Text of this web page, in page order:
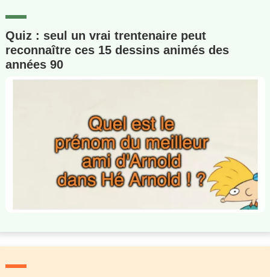
Quiz : seul un vrai trentenaire peut
reconnaître ces 15 dessins animés des
années 90